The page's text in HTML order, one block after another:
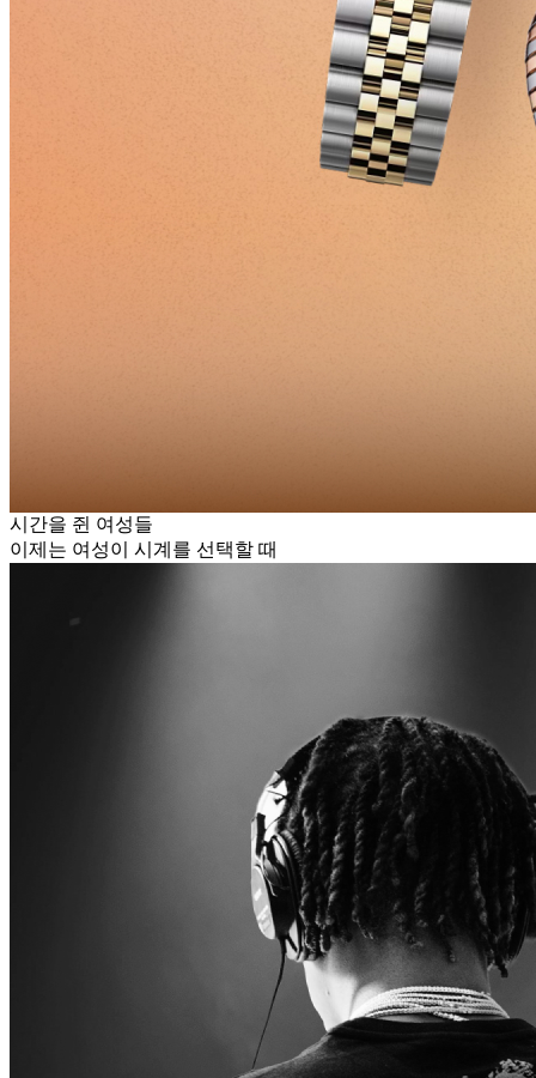
시간을 쥔 여성들
이제는 여성이 시계를 선택할 때